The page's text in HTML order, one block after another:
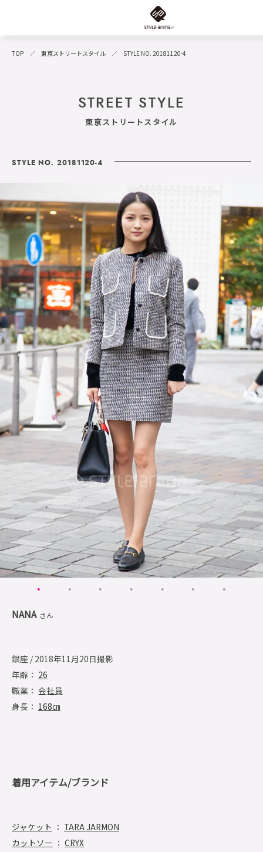
TOP 東京ストリートスタイル STYLE NO. 20181120-4
STREET STYLE
東京ストリートスタイル
STYLE NO. 20181120-4
NANA さん
銀座 / 2018年11月20日撮影
年齢： 26
職業： 会社員
身長： 168㎝
着用アイテム/ブランド
ジャケット ： TARA JARMON
カットソー ： CRYX